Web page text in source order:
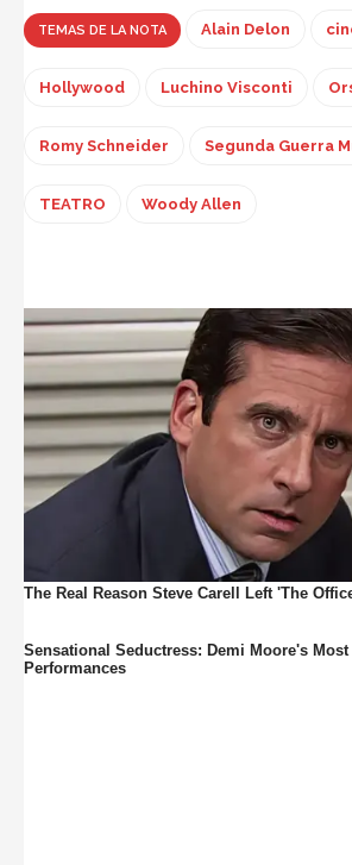
TEMAS DE LA NOTA Alain Delon
Hollywood Luchino Visconti
Romy Schneider Segunda Guerra
TEATRO Woody Allen